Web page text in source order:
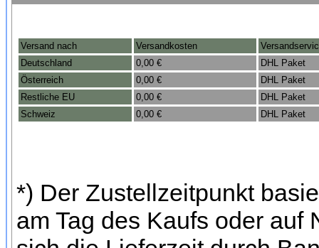
Versand nach Versandkosten
Deutschland
0,00 €
DHL Paket
Österreich
0,00 €
DHL Paket
Restliche EU
0,00 €
DHL Paket
Schweiz
0,00 € DHL Paket
*) Der Zustellzeitpunkt
am Tag des Kaufs oder